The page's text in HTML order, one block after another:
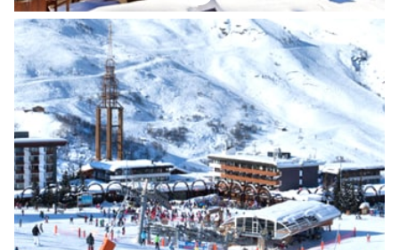
A 2300 mètres, l'altitude garantit un
enneigement exceptionnel de l´automne
à mai. Val Thorens vous séduira
également par l´étendue de son
domaine skiable : 600 kilomètres de
pistes.